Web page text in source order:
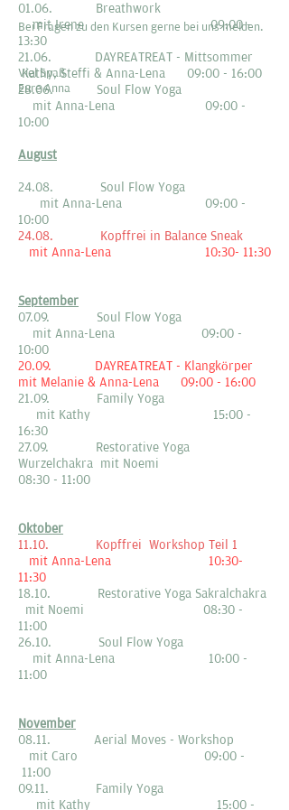
01.06. Breathwork
mit Irene 09:00 -
13:30
21.06. DAYREATREAT - Mittsommer
Kathy, Steffi & Anna-Lena 09:00 - 16:00
28.06. Soul Flow Yoga
mit Anna-Lena 09:00 -
10:00
August
24.08. Soul Flow Yoga
mit Anna-Lena 09:00 -
10:00
24.08. Kopffrei in Balance Sneak
mit Anna-Lena 10:30- 11:30
September
07.09. Soul Flow Yoga
mit Anna-Lena 09:00 -
10:00
20.09. DAYREATREAT - Klangkörper
mit Melanie & Anna-Lena 09:00 - 16:00
21.09. Family Yoga
mit Kathy 15:00 -
16:30
​27.09. Restorative Yoga
Wurzelchakra mit Noemi
08:30 - 11:00
Oktober
11.10. Kopffrei Workshop Teil 1
mit Anna-Lena 10:30-
11:30
18.10. Restorative Yoga Sakralchakra
mit Noemi 08:30 -
11:00
26.10. Soul Flow Yoga
mit Anna-Lena 10:00 -
11:00
November
08.11. Aerial Moves - Workshop
mit Caro 09:00 -
11:00
09.11. Family Yoga
mit Kathy 15:00 -
Bei Fragen zu den Kursen gerne bei uns melden.
Viel Spaß
Eure Anna